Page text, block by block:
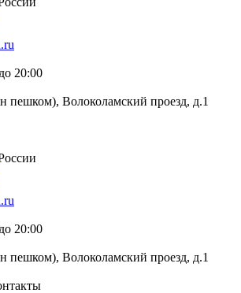
20:00
пешком), Волоколамский проезд, д.1
20:00
пешком), Волоколамский проезд, д.1